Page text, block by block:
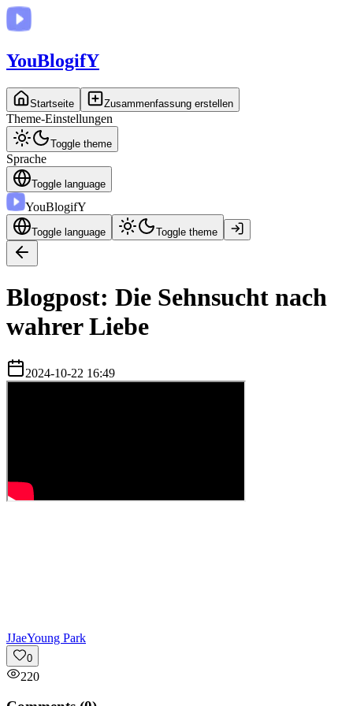
YouBlogifY
Startseite Zusammenfassung erstellen
Theme-Einstellungen
Toggle theme
Sprache
Toggle language
YouBlogifY
Toggle language Toggle theme
Blogpost: Die Sehnsucht nach
wahrer Liebe
2024-10-22 16:49
JJaeYoung Park
0
220